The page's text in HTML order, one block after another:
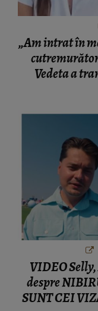
„Am intrat în
Vedeta a
VIDEO
despre
SUNT CEI